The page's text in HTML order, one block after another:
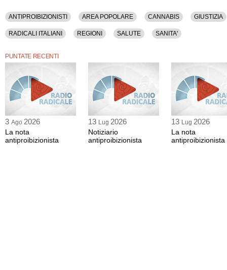
ANTIPROIBIZIONISTI AREA POPOLARE CANNABIS GIUSTIZIA
RADICALI ITALIANI REGIONI SALUTE SANITA'
PUNTATE RECENTI
3 Ago 2026
La nota
antiproibizionista
13 Lug 2026
Notiziario
antiproibizionista
13 Lug 2026
La nota
antiproibizionista